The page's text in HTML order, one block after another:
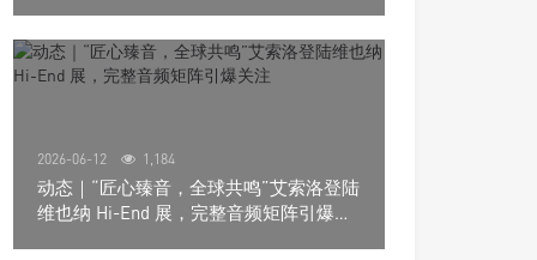
2026-06-12 1,184
动态｜“匠心臻音，全球共鸣”艾索洛登陆
维也纳 Hi-End 展，完整音频矩阵引爆关